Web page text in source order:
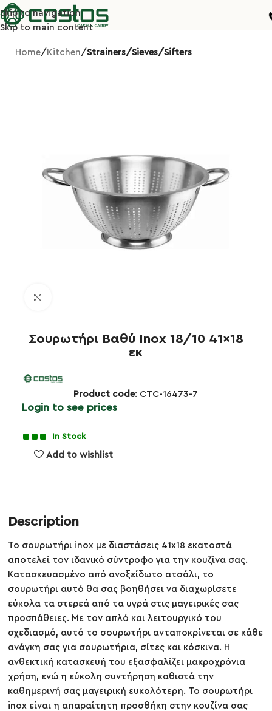
Skip to navigation
Skip to main content
Home Kitchen Strainers/Sieves/Sifters
Σουρωτήρι Βαθύ Inox 18/10 41×18
εκ
Product code: CTC-16473-7
Login to see prices
In Stock
Add to wishlist
Description
Το σουρωτήρι inox με διαστάσεις 41x18 εκατοστά
αποτελεί τον ιδανικό σύντροφο για την κουζίνα σας.
Κατασκευασμένο από ανοξείδωτο ατσάλι, το
σουρωτήρι αυτό θα σας βοηθήσει να διαχωρίσετε
εύκολα τα στερεά από τα υγρά στις μαγειρικές σας
προσπάθειες. Με τον απλό και λειτουργικό του
σχεδιασμό, αυτό το σουρωτήρι ανταποκρίνεται σε κάθε
ανάγκη σας για σουρωτήρια, σίτες και κόσκινα. Η
ανθεκτική κατασκευή του εξασφαλίζει μακροχρόνια
χρήση, ενώ η εύκολη συντήρηση καθιστά την
καθημερινή σας μαγειρική ευκολότερη. Το σουρωτήρι
inox είναι η απαραίτητη προσθήκη στην κουζίνα σας